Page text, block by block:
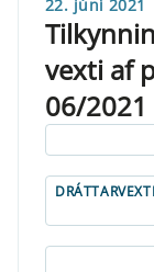
22. júní 2021
vexti af
06/2021